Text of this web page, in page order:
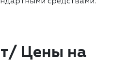
Цены на